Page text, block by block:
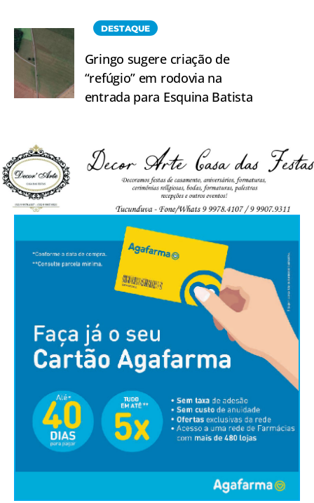
DESTAQUE
Gringo sugere criação de
“refúgio” em rodovia na
entrada para Esquina Batista